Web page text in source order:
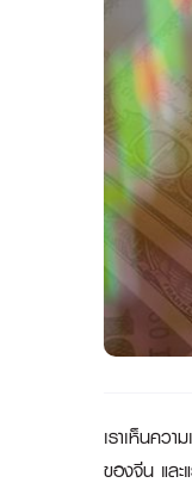
เราเห็นควา
ของจีน แล